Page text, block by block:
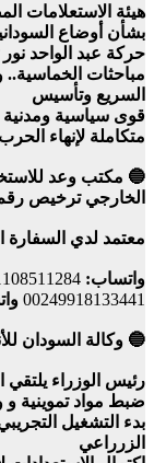
هيئة الاستعلامات
بشأن أوضاع
حركة عبد الواحد
مباحثات الخماسية..
السريع وتأسيس
قوى سياسية ومدنية
متكاملة لإنهاء
🔵 مكتب وعد
الخارجي ترخيص رقم
معتمد لدي السفارة
واتساب:
00249918133441
🔵 وكالة السودان
رئيس الوزراء يلتقي
ضبط مواد تموينية و
بدء التشغيل
الزرراعي